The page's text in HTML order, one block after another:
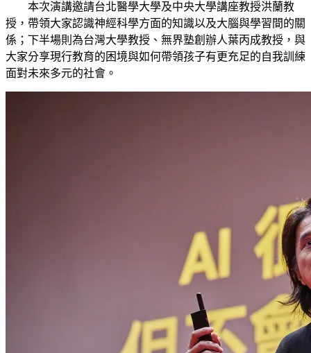
本次演講邀請台北醫學大學及中央大學講座教授洪蘭教
授，帶領大家認識神經科學方面的知識以及大腦與學習間的關
係；下半場則為台灣大學教授、無界塾創辦人葉丙成教授，與
大家分享現行教育的困境與如何帶領孩子有更充足的自我訓練
面對未來多元的社會。